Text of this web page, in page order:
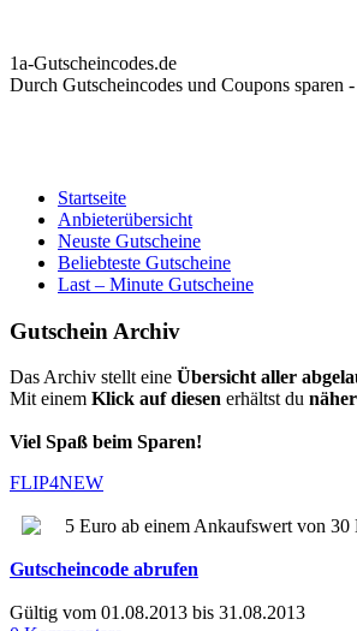
1a-Gutscheincodes.de
Durch Gutscheincodes und Coupons sparen
Startseite
Anbieterübersicht
Neuste Gutscheine
Beliebteste Gutscheine
Last – Minute Gutscheine
Gutschein Archiv
Das Archiv stellt eine Übersicht aller
Mit einem Klick auf diesen erhältst du
Viel Spaß beim Sparen!
FLIP4NEW
5 Euro ab einem Ankaufswert von 30
Gutscheincode abrufen
Gültig vom 01.08.2013 bis 31.08.2013